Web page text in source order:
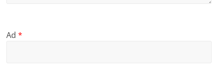
Ad*